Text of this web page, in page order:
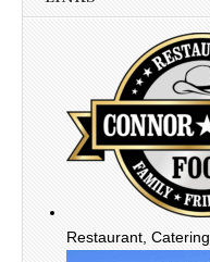
Restaurant,